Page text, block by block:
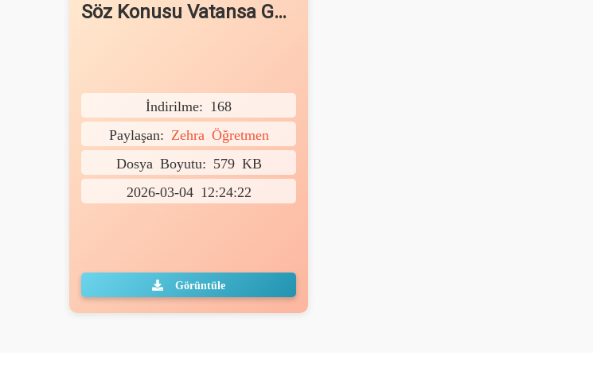
Söz Konusu Vatansa Gerisi Teferruattır
İndirilme: 168
Paylaşan: Zehra Öğretmen
Dosya Boyutu: 579 KB
2026-03-04 12:24:22
Görüntüle